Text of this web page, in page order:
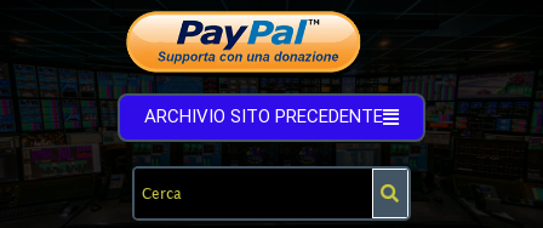
ARCHIVIO SITO PRECEDENTE